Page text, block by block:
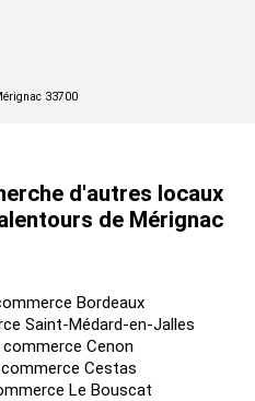
d'autres locaux
de Mérignac
Bordeaux
Saint-Médard-en-Jalles
Cenon
Cestas
Le Bouscat